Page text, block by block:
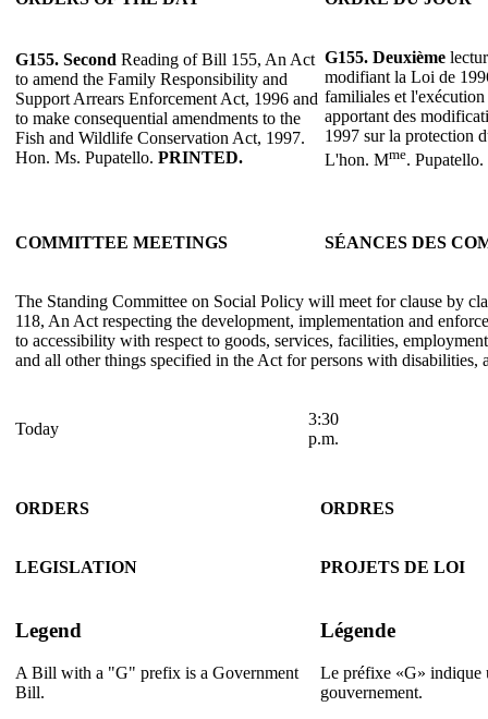
G155. Second Reading of Bill 155, An Act
to amend the Family Responsibility and
Support Arrears Enforcement Act, 1996 and
to make consequential amendments to the
Fish and Wildlife Conservation Act, 1997.
Hon. Ms. Pupatello. PRINTED.
G155. Deuxième
modifiant la Loi de
familiales et l'exécution
apportant des
1997 sur la protection
L'hon. Mme. Pupatello.
COMMITTEE MEETINGS SÉANCES DES
The Standing Committee on Social Policy will meet for clause by
118, An Act respecting the development, implementation and
to accessibility with respect to goods, services, facilities,
and all other things specified in the Act for persons with disabilities,
Today
3:30
p.m.
ORDERS ORDRES
LEGISLATION PROJETS DE LOI
Legend
A Bill with a "G" prefix is a Government
Bill.
Légende
Le préfixe «G» indique
gouvernement.